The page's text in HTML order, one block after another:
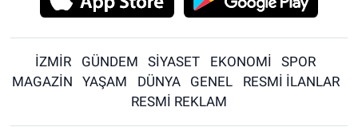
İZMİR GÜNDEM SİYASET EKONOMİ
SPOR
MAGAZİN
YAŞAM DÜNYA GENEL
RESMİ İLANLAR
RESMİ REKLAM